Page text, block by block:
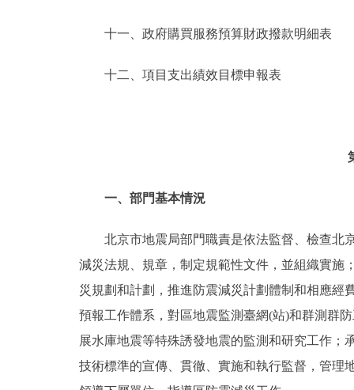
十一、政府購買服務預算財政撥款明細表
十二、項目支出績效目標申報表
一、部門基本情況
北京市地震局部門職責是依法監督、檢查北京
減災法規、規章，制定規範性文件，並組織實施
災規劃和計劃，推進防震減災計劃體制和相應經
預報工作體系，對區地震監測臺網(站)和群測群
展水庫地震等特殊誘發地震的監測和研究工作
技術標準的宣傳、貫徹、實施和執行監督，管理